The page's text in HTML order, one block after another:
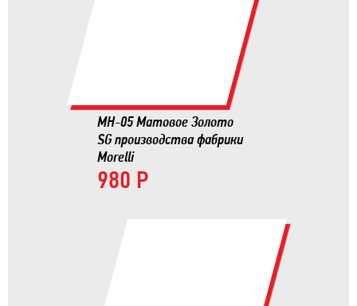
MH-05 Матовое Золото
SG производства фабрики
Morelli
980 Р